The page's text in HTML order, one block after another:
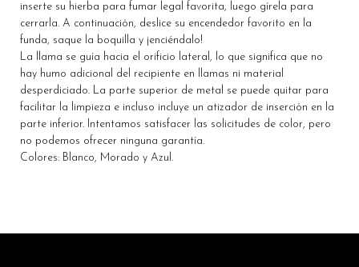
inserte su hierba para fumar legal favorita, luego gírela para
cerrarla. A continuación, deslice su encendedor favorito en la
funda, saque la boquilla y ¡enciéndalo!
La llama se guía hacia el orificio lateral, lo que significa que no
hay humo adicional del recipiente en llamas ni material
desperdiciado. La parte superior de metal se puede quitar para
facilitar la limpieza e incluso incluye un atizador de inserción en la
parte inferior. Intentamos satisfacer las solicitudes de color, pero
no podemos ofrecer ninguna garantía.
Colores: Blanco, Morado y Azul.